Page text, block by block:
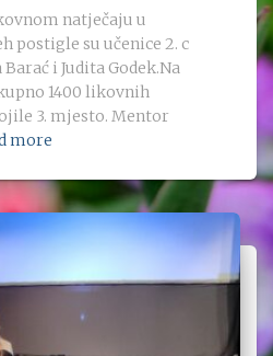
natječaju u
postigle su učenice 2. c
i Judita Godek.Na
1400 likovnih
3. mjesto. Mentor
more